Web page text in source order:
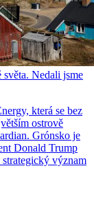
Nedali jsme
která se bez
ostrově
Grónsko je
Donald Trump
význam